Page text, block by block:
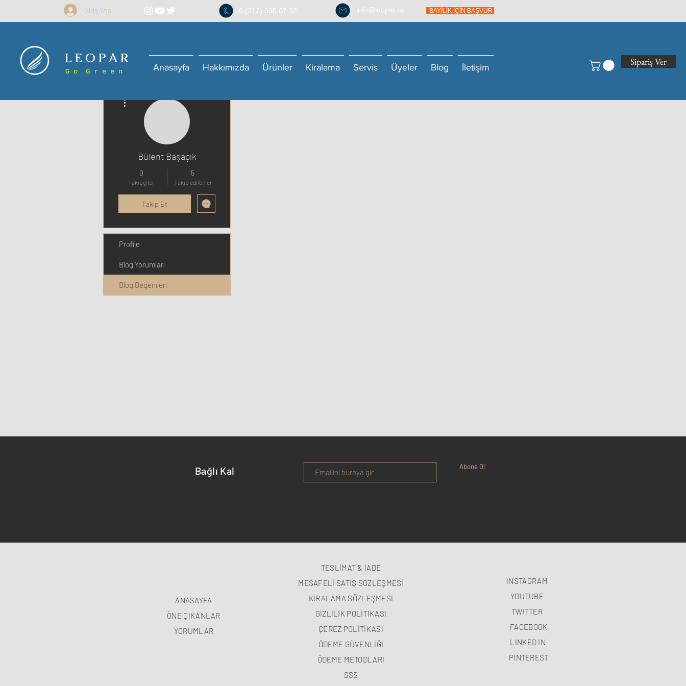
Giriş Yap 0 (212) 995 07 32 info@leopar.co BAYİLİK İÇİN BAŞVUR
L E O P A R
G o G r e e n Anasayfa Hakkımızda Ürünler Kiralama Servis Üyeler Blog İletişim Sipariş Ver
Bülent Başaçık
0
Takipçiler
5
Takip edilenler
Takip Et
Profile
Blog Yorumları
Blog Beğenileri
Bağlı Kal Abone Ol
ANASAYFA
ÖNE ÇIKANLAR
YORUMLAR
TESLİMAT & İADE
MESAFELİ SATIŞ SÖZLEŞMESİ
KİRALAMA SÖZLEŞMESİ
GİZLİLİK POLİTİKASI
ÇEREZ POLİTİKASI
ÖDEME GÜVENLİĞİ
ÖDEME METODLARI
SSS
INSTAGRAM
YOUTUBE
TWITTER
FACEBOOK
LINKED IN
PINTEREST